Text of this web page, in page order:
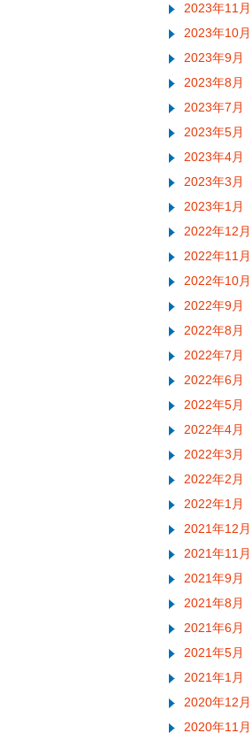
2023年11月
2023年10月
2023年9月
2023年8月
2023年7月
2023年5月
2023年4月
2023年3月
2023年1月
2022年12月
2022年11月
2022年10月
2022年9月
2022年8月
2022年7月
2022年6月
2022年5月
2022年4月
2022年3月
2022年2月
2022年1月
2021年12月
2021年11月
2021年9月
2021年8月
2021年6月
2021年5月
2021年1月
2020年12月
2020年11月